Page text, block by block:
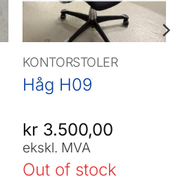
KONTORSTOLER
Håg H09
kr3.500,00
ekskl. MVA
Out of stock